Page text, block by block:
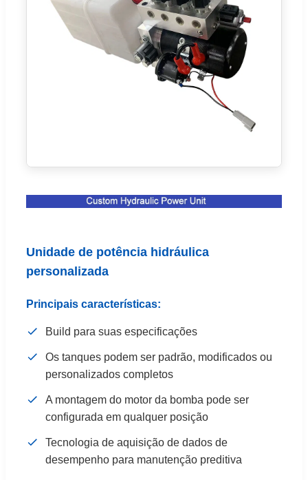
Unidade de potência hidráulica
personalizada
Principais características:
Build para suas especificações
Os tanques podem ser padrão, modificados ou
personalizados completos
A montagem do motor da bomba pode ser
configurada em qualquer posição
Tecnologia de aquisição de dados de
desempenho para manutenção preditiva